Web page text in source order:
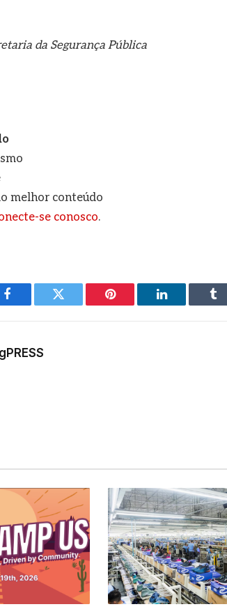
da Segurança Pública
melhor conteúdo
se conosco.
Facebook Twitter Pinterest LinkedIn